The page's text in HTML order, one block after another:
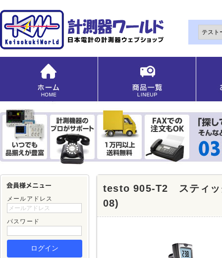
メールアドレス
パスワード
testo 905-T2 スティッ
08)